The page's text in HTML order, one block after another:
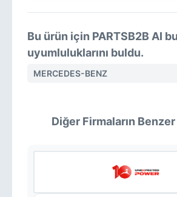
Bu ürün için PARTSB2B AI
uyumluluklarını buldu.
MERCEDES-BENZ
Diğer Firmaların